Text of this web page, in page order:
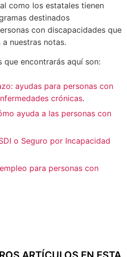
como los estatales tienen
destinados
con discapacidades que
nuestras notas.
encontrarás aquí son:
ayudas para personas con
crónicas.
ayuda a las personas con
o Seguro por Incapacidad
para personas con